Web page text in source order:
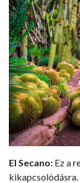
El Secano: Ez a